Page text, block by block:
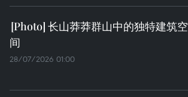
长山莽莽群山中的独特建筑空
间
28/07/2026 01:00